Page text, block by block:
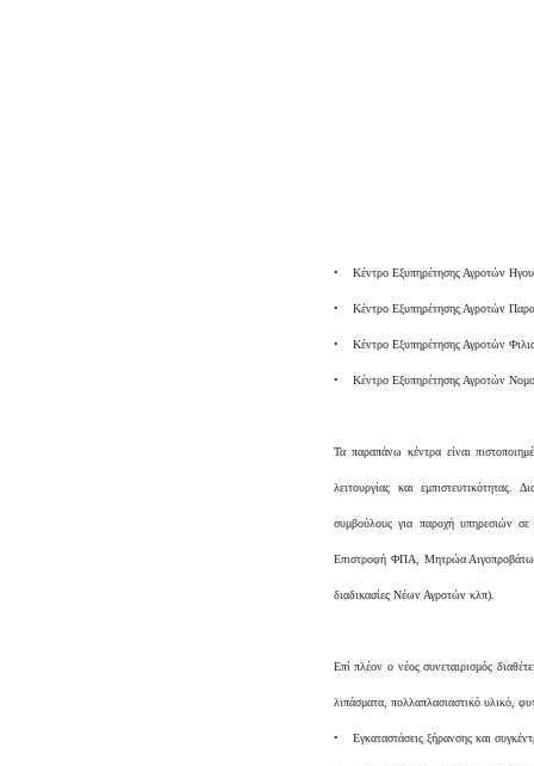
• Κέντρο Εξυπηρέτησης Αγροτών
• Κέντρο Εξυπηρέτησης Αγροτών
• Κέντρο Εξυπηρέτησης Αγροτών
• Κέντρο Εξυπηρέτησης Αγροτών
Τα παραπάνω κέντρα είναι
λειτουργίας και
συμβούλους για παροχή υπηρεσιών
Επιστροφή ΦΠΑ, Μητρώα
διαδικασίες Νέων Αγροτών κλπ).
Επί πλέον ο νέος συνεταιρισμός
λιπάσματα, πολλαπλασιαστικό υλικό,
• Εγκαταστάσεις ξήρανσης και